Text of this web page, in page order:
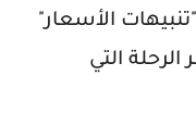
الأسعار"
التي